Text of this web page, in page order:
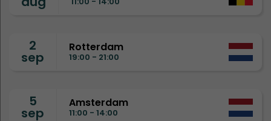
2
sep
Rotterdam
19:00 - 21:00
5
sep
Amsterdam
11:00 - 14:00